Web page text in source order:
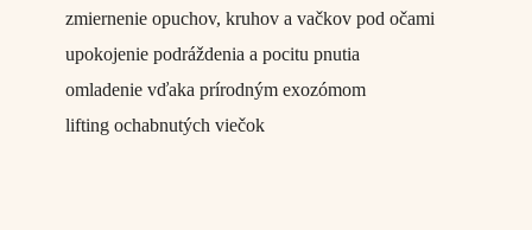
zmiernenie opuchov, kruhov a vačkov pod očami
upokojenie podráždenia a pocitu pnutia
omladenie vďaka prírodným exozómom
lifting ochabnutých viečok